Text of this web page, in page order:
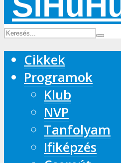
Cikkek
Programok
Klub
NVP
Tanfolyam
Ifiképzés